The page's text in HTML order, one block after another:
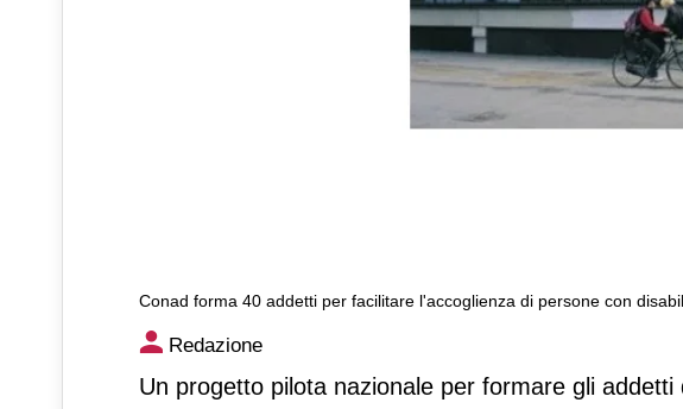
Conad forma 40 addetti per facilitare l'accoglienza di persone con
Conad forma 40 addetti per facilitare
disabilità nei pdv
Redazione
Un progetto pilota nazionale per formare gli